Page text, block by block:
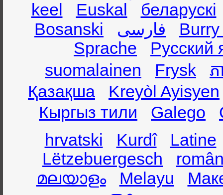
keel
Euskal
беларускі
Bosanski
فارسی
Sprache
Русский
suomalainen
Frysk
ភ
Қазақша
Kreyòl Ayisyen
Кыргыз тили
Galego
hrvatski
Kurdî
Latine
Lëtzebuergesch
മലയാളം
Melayu